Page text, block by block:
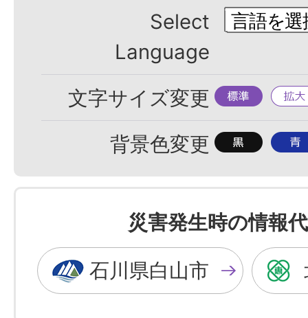
Select
Language
文字サイズ変更 標
準
拡
大
背景色変更 背
色
を
黒
色
に
背
色
を
青
色
に
災害発生時の情報
石川県白山市